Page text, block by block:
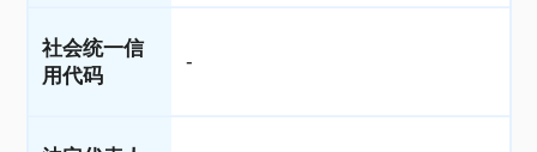
社会统一信
用代码
-